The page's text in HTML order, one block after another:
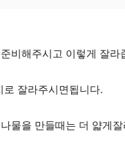
비해주시고 이렇게 잘라
잘라주시면됩니다.
물을 만들때는 더 얇게